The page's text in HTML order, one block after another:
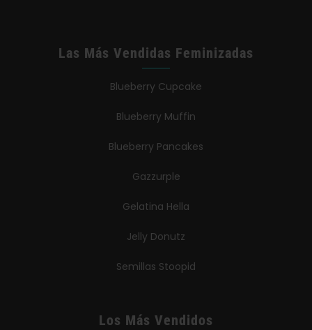
Las Más Vendidas Feminizadas
Blueberry Cupcake
Blueberry Muffin
Blueberry Pancakes
Gazzurple
Gelatina Hella
Jelly Donutz
Semillas Stoopid
Los Más Vendidos